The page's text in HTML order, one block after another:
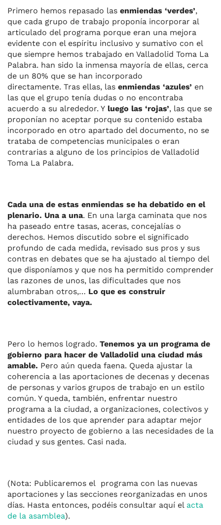
Primero hemos repasado las enmiendas ‘verdes’,
que cada grupo de trabajo proponía incorporar al
articulado del programa porque eran una mejora
evidente con el espíritu inclusivo y sumativo con el
que siempre hemos trabajado en Valladolid Toma La
Palabra. han sido la inmensa mayoría de ellas, cerca
de un 80% que se han incorporado
directamente. Tras ellas, las enmiendas ‘azules’ en
las que el grupo tenía dudas o no encontraba
acuerdo a su alrededor. Y luego las ‘rojas’, las que se
proponían no aceptar porque su contenido estaba
incorporado en otro apartado del documento, no se
trataba de competencias municipales o eran
contrarias a alguno de los principios de Valladolid
Toma La Palabra.
Cada una de estas enmiendas se ha debatido en el
plenario. Una a una. En una larga caminata que nos
ha paseado entre tasas, aceras, concejalías o
derechos. Hemos discutido sobre el significado
profundo de cada medida, revisado sus pros y sus
contras en debates que se ha ajustado al tiempo del
que disponíamos y que nos ha permitido comprender
las razones de unos, las dificultades que nos
alumbraban otros,… Lo que es construir
colectivamente, vaya.
Pero lo hemos logrado. Tenemos ya un programa de
gobierno para hacer de Valladolid una ciudad más
amable. Pero aún queda faena. Queda ajustar la
coherencia a las aportaciones de decenas y decenas
de personas y varios grupos de trabajo en un estilo
común. Y queda, también, enfrentar nuestro
programa a la ciudad, a organizaciones, colectivos y
entidades de los que aprender para adaptar mejor
nuestro proyecto de gobierno a las necesidades de la
ciudad y sus gentes. Casi nada.
(Nota: Publicaremos el programa con las nuevas
aportaciones y las secciones reorganizadas en unos
días. Hasta entonces, podéis consultar aquí el acta
de la asamblea).